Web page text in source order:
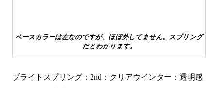
ベースカラーは左なのですが、ほぼ外してません。スプリング
だとわかります。
ブライトスプリング：2nd：クリアウインター：透明感